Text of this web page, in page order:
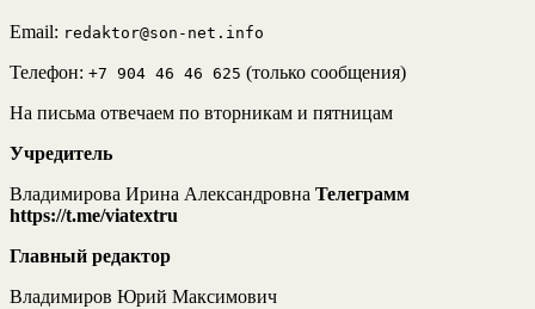
Email: redaktor@son-net.info
Телефон: +7 904 46 46 625 (только сообщения)
На письма отвечаем по вторникам и пятницам
Учредитель
Владимирова Ирина Александровна Телеграмм
https://t.me/viatextru
Главный редактор
Владимиров Юрий Максимович